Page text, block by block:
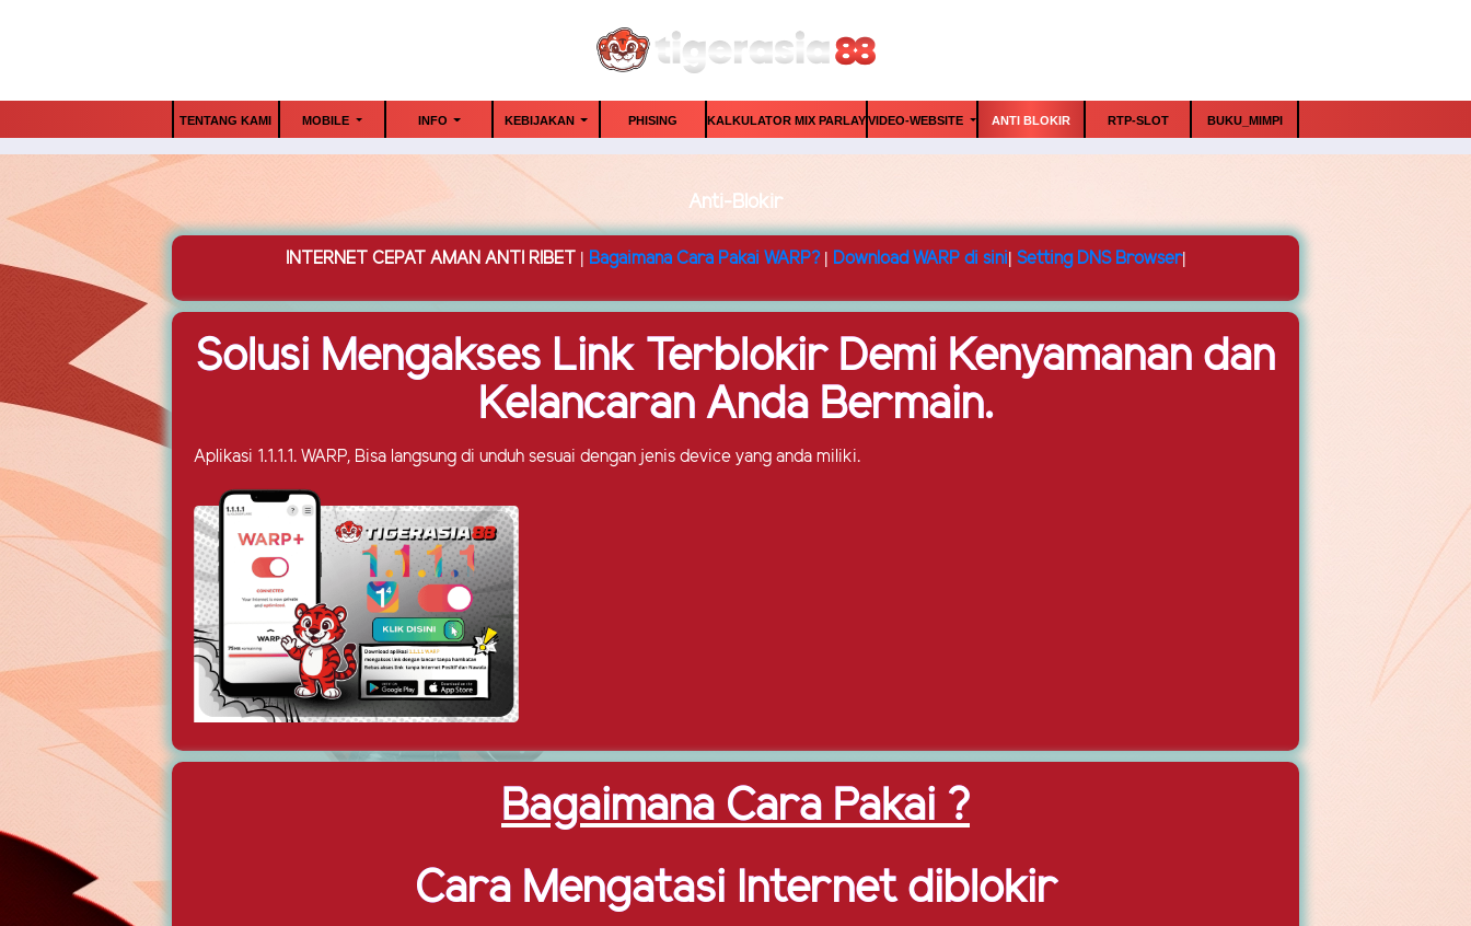
TENTANG KAMI MOBILE INFO KEBIJAKAN PHISING KALKULATOR MIX PARLAYVIDEO-WEBSITE ANTI BLOKIR RTP-SLOT BUKU_MIMPI
Anti-Blokir
INTERNET CEPAT AMAN ANTI RIBET | Bagaimana Cara Pakai WARP?| Download WARP di sini| Setting DNS Browser|
Solusi Mengakses Link Terblokir Demi Kenyamanan dan
Kelancaran Anda Bermain.
Aplikasi 1.1.1.1. WARP, Bisa langsung di unduh sesuai dengan jenis device yang anda miliki.
Bagaimana Cara Pakai ?
Cara Mengatasi Internet diblokir